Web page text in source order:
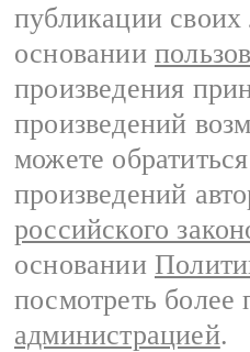
публикации
основании
произведения
произведений
можете
произведений
российского
основании
посмотреть
администрацией.